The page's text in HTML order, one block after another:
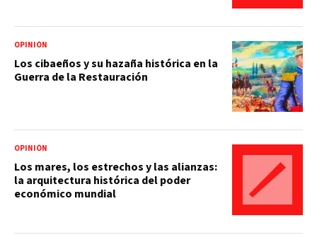
OPINIÓN
Los cibaeños y su hazaña histórica en la
Guerra de la Restauración
OPINIÓN
Los mares, los estrechos y las alianzas:
la arquitectura histórica del poder
económico mundial